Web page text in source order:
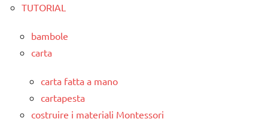
TUTORIAL
bambole
carta
carta fatta a mano
cartapesta
costruire i materiali Montessori